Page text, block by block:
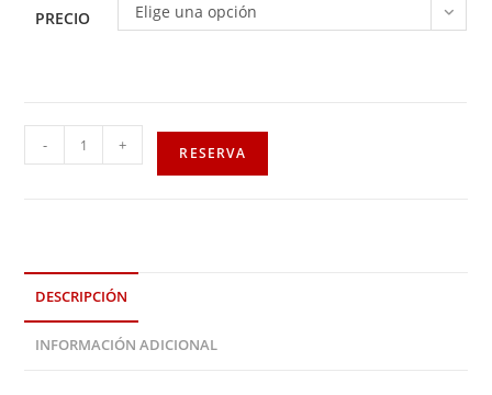
PRECIO Elige una opción
- + RESERVA
DESCRIPCIÓN
INFORMACIÓN ADICIONAL